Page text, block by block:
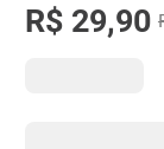
R$ 29,90
7º biscoito